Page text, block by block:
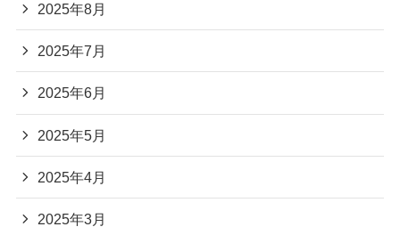
2025年8月
2025年7月
2025年6月
2025年5月
2025年4月
2025年3月